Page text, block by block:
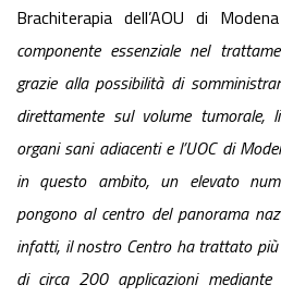
Brachiterapia dell’AOU di
componente essenziale nel
grazie alla possibilità di
direttamente sul volume tumorale,
organi sani adiacenti e l’UOC di
in questo ambito, un elevato
pongono al centro del panorama
infatti, il nostro Centro ha trattato
di circa 200 applicazioni